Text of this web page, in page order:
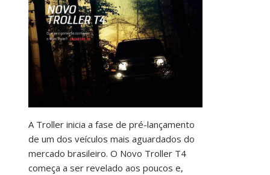
A Troller inicia a fase de pré-lançamento
de um dos veículos mais aguardados do
mercado brasileiro. O Novo Troller T4
começa a ser revelado aos poucos e,